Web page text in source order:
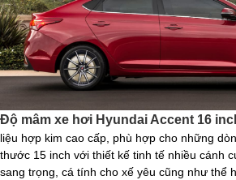
Độ mâm xe hơi Hyundai Accent 16
liệu hợp kim cao cấp, phù hợp cho những
thước 15 inch với thiết kế tinh tế nhiều cánh
sang trọng, cá tính cho xế yêu cũng như thể